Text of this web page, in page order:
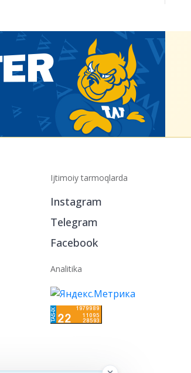
Ijtimoiy tarmoqlarda
Instagram
Telegram
Facebook
Analitika